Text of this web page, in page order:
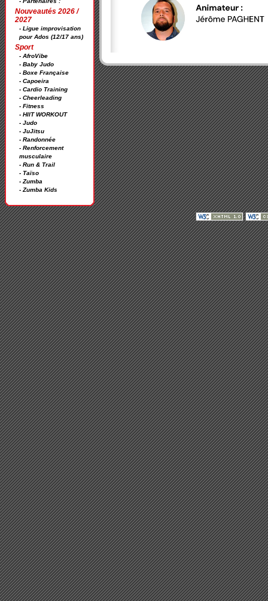
Nouveautés 2026 /
2027
- Ligue improvisation
pour Ados (12/17 ans)
Sport
- AfroVibe
- Baby Judo
- Boxe Française
- Capoeira
- Cardio Training
- Cheerleading
- Fitness
- HIIT WORKOUT
- Judo
- JuJitsu
- Randonnée
- Renforcement
musculaire
- Run & Trail
- Taïso
- Zumba
- Zumba Kids